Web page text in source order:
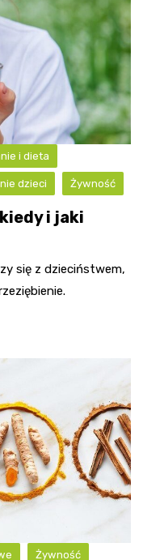
i dieta
dzieci Żywność
i jaki
się z dzieciństwem,
Żywność